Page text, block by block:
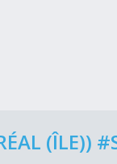
(ÎLE))